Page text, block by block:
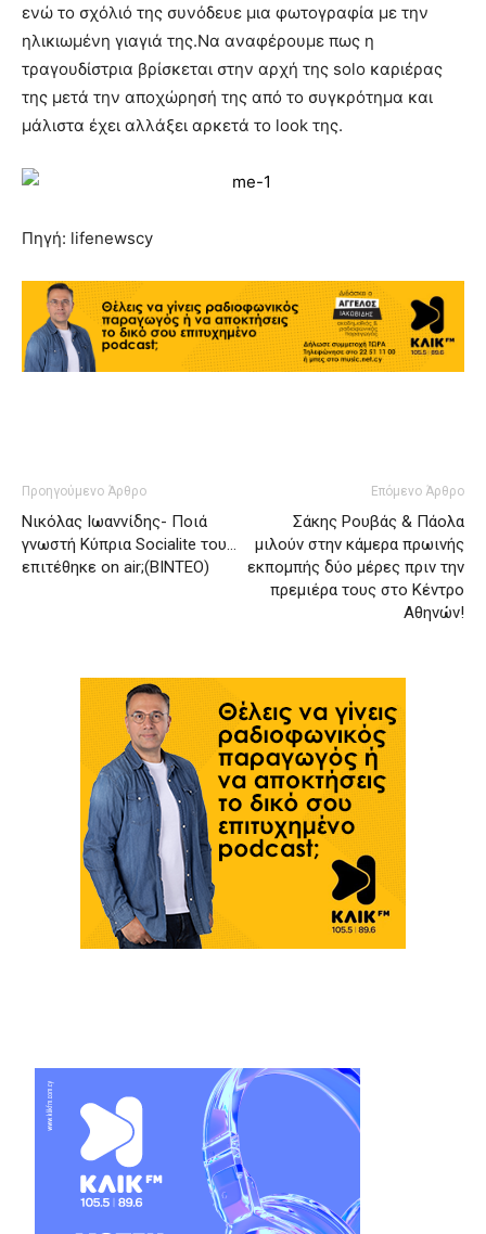
ενώ το σχόλιό της συνόδευε μια φωτογραφία με την
ηλικιωμένη γιαγιά της.Να αναφέρουμε πως η
τραγουδίστρια βρίσκεται στην αρχή της solo καριέρας
της μετά την αποχώρησή της από το συγκρότημα και
μάλιστα έχει αλλάξει αρκετά το look της.
Πηγή: lifenewscy
Προηγούμενο Άρθρο
Νικόλας Ιωαννίδης- Ποιά
γνωστή Κύπρια Socialite του…
επιτέθηκε on air;(ΒΙΝΤΕΟ)
Επόμενο Άρθρο
Σάκης Ρουβάς & Πάολα
μιλούν στην κάμερα πρωινής
εκπομπής δύο μέρες πριν την
πρεμιέρα τους στο Κέντρο
Αθηνών!